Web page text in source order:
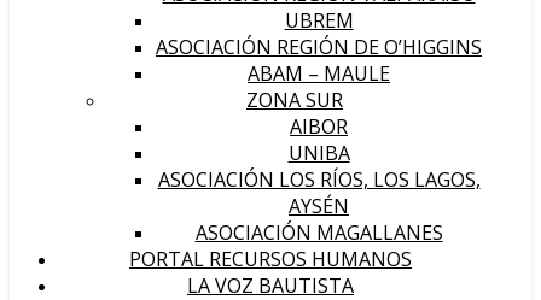
UBREM
ASOCIACIÓN REGIÓN DE O’HIGGINS
ABAM – MAULE
ZONA SUR
AIBOR
UNIBA
ASOCIACIÓN LOS RÍOS, LOS LAGOS,
AYSÉN
ASOCIACIÓN MAGALLANES
PORTAL RECURSOS HUMANOS
LA VOZ BAUTISTA